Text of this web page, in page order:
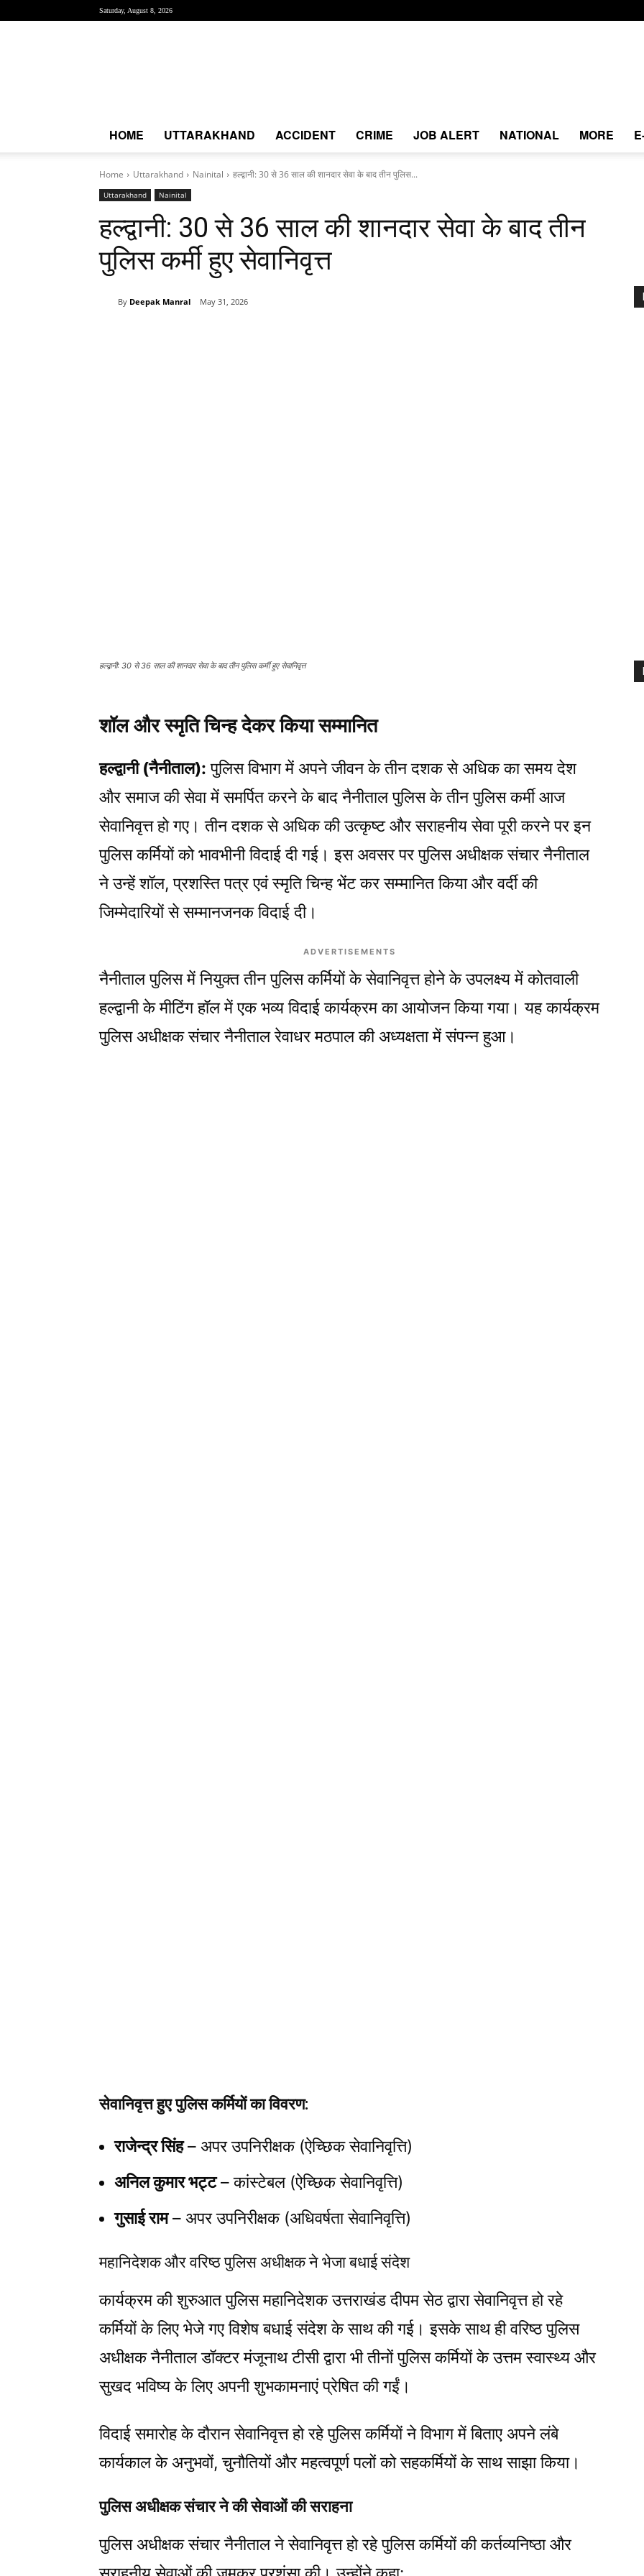
Saturday, August 8, 2026
HOME UTTARAKHAND ACCIDENT CRIME JOB ALERT NATIONAL MORE
Home Uttarakhand Nainital हल्द्वानी: 30 से 36 साल की शानदार सेवा के बाद तीन पुलिस...
Uttarakhand Nainital
हल्द्वानी: 30 से 36 साल की शानदार सेवा के बाद तीन
पुलिस कर्मी हुए सेवानिवृत्त
By Deepak Manral May 31, 2026
हल्द्वानी: 30 से 36 साल की शानदार सेवा के बाद तीन पुलिस कर्मी हुए सेवानिवृत्त
शॉल और स्मृति चिन्ह देकर किया सम्मानित
हल्द्वानी (नैनीताल): पुलिस विभाग में अपने जीवन के तीन दशक से अधिक का समय देश
और समाज की सेवा में समर्पित करने के बाद नैनीताल पुलिस के तीन पुलिस कर्मी आज
सेवानिवृत्त हो गए। तीन दशक से अधिक की उत्कृष्ट और सराहनीय सेवा पूरी करने पर इन
पुलिस कर्मियों को भावभीनी विदाई दी गई। इस अवसर पर पुलिस अधीक्षक संचार नैनीताल
ने उन्हें शॉल, प्रशस्ति पत्र एवं स्मृति चिन्ह भेंट कर सम्मानित किया और वर्दी की
जिम्मेदारियों से सम्मानजनक विदाई दी।
ADVERTISEMENTS
नैनीताल पुलिस में नियुक्त तीन पुलिस कर्मियों के सेवानिवृत्त होने के उपलक्ष्य में कोतवाली
हल्द्वानी के मीटिंग हॉल में एक भव्य विदाई कार्यक्रम का आयोजन किया गया। यह कार्यक्रम
पुलिस अधीक्षक संचार नैनीताल रेवाधर मठपाल की अध्यक्षता में संपन्न हुआ।
सेवानिवृत्त हुए पुलिस कर्मियों का विवरण:
राजेन्द्र सिंह– अपर उपनिरीक्षक (ऐच्छिक सेवानिवृत्ति)
अनिल कुमार भट्ट– कांस्टेबल (ऐच्छिक सेवानिवृत्ति)
गुसाई राम– अपर उपनिरीक्षक (अधिवर्षता सेवानिवृत्ति)
महानिदेशक और वरिष्ठ पुलिस अधीक्षक ने भेजा बधाई संदेश
कार्यक्रम की शुरुआत पुलिस महानिदेशक उत्तराखंड दीपम सेठ द्वारा सेवानिवृत्त हो रहे
कर्मियों के लिए भेजे गए विशेष बधाई संदेश के साथ की गई। इसके साथ ही वरिष्ठ पुलिस
अधीक्षक नैनीताल डॉक्टर मंजूनाथ टीसी द्वारा भी तीनों पुलिस कर्मियों के उत्तम स्वास्थ्य और
सुखद भविष्य के लिए अपनी शुभकामनाएं प्रेषित की गईं।
विदाई समारोह के दौरान सेवानिवृत्त हो रहे पुलिस कर्मियों ने विभाग में बिताए अपने लंबे
कार्यकाल के अनुभवों, चुनौतियों और महत्वपूर्ण पलों को सहकर्मियों के साथ साझा किया।
पुलिस अधीक्षक संचार ने की सेवाओं की सराहना
पुलिस अधीक्षक संचार नैनीताल ने सेवानिवृत्त हो रहे पुलिस कर्मियों की कर्तव्यनिष्ठा और